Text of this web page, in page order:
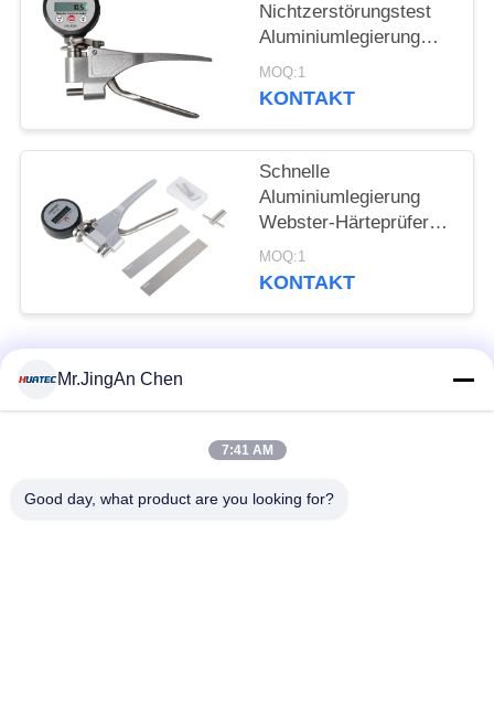
Nichtzerstörungstest
Aluminiumlegierung
Webster Härte Tester
MOQ:1
KONTAKT
Schnelle
Aluminiumlegierung
Webster-Härteprüfer
Nichtzerstörungsprüfung
MOQ:1
KONTAKT
Beliebte Kategorien Alle
Ultraschall-
Mr.JingAn Chen
7:41 AM
Good day, what product are you looking for?